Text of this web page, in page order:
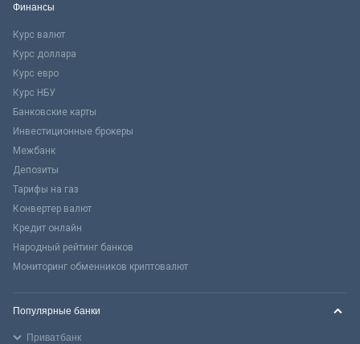
Финансы
Курс валют
Курс доллара
Курс евро
Курс НБУ
Банковские карты
Инвестиционные брокеры
Межбанк
Депозиты
Тарифы на газ
Конвертер валют
Кредит онлайн
Народный рейтинг банков
Мониторинг обменников криптовалют
Популярные банки
Приватбанк